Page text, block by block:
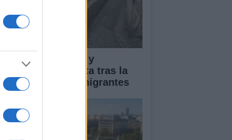
económico y
en Ceuta tras la
masiva de migrantes